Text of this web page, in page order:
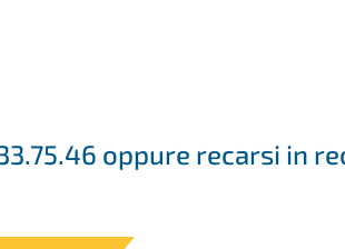
oppure recarsi in